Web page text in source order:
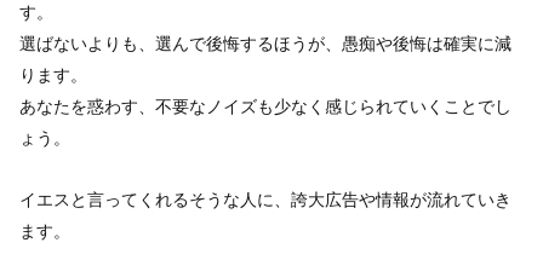
す。
選ばないよりも、選んで後悔するほうが、愚痴や後悔は確実に減
ります。
あなたを惑わす、不要なノイズも少なく感じられていくことでし
ょう。
イエスと言ってくれるそうな人に、誇大広告や情報が流れていき
ます。